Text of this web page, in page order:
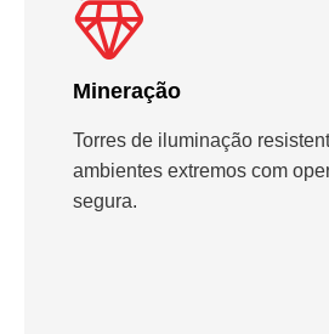
Mineração
Torres de iluminação
ambientes extremos com
segura.